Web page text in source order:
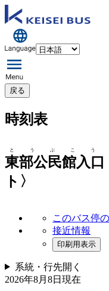
戻る
時刻表
東部公民館入
ト〉
とうぶこう
このバス停
接近情報
印刷用表示
系統・行先開く
2026年8月8日 現在